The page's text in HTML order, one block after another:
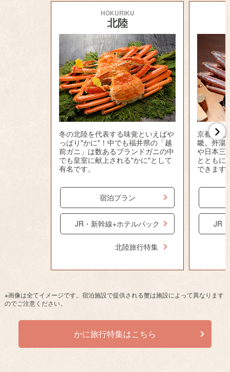
HOKURIKU
北陸
冬の北陸を代表する味覚といえばや
っぱり"かに"！中でも福井県の「越
前ガニ」は数あるブランドガニの中
でも皇室に献上される"かに"として
有名です。
宿泊プラン
JR・新幹線+ホテルパック
北陸旅行特集
京都府北
畿。外湯
や日本三
とともに
できます
JR
※画像は全てイメージです。宿泊施設で提供される蟹は施設によって異なります
のでご注意ください。
かに旅行特集はこちら